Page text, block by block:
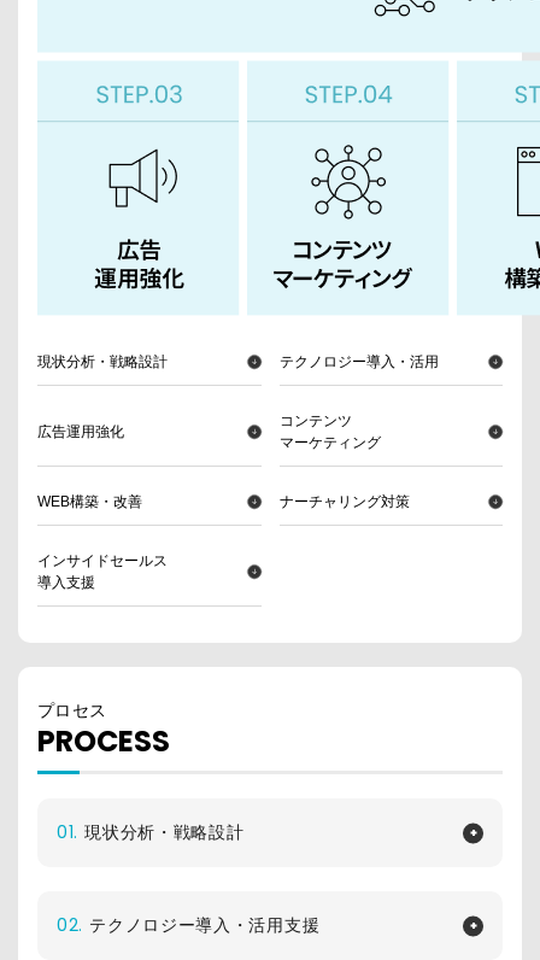
現状分析・戦略設計 テクノロジー導入・活用
広告運用強化
コンテンツ
マーケティング
WEB構築・改善 ナーチャリング対策
インサイドセールス
導入支援
PROCESS
プロセス
01. 現状分析・戦略設計
02. テクノロジー導入・活用支援